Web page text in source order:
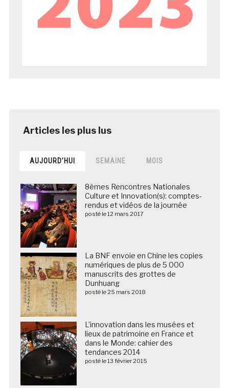
AUJOURD’HUI SEMAINE MOIS
8èmes Rencontres Nationales
Culture et Innovation(s): comptes-
rendus et vidéos de la journée
posté le 12 mars 2017
La BNF envoie en Chine les copies
numériques de plus de 5 000
manuscrits des grottes de
Dunhuang
posté le 25 mars 2018
L’innovation dans les musées et
lieux de patrimoine en France et
dans le Monde: cahier des
tendances 2014
posté le 13 février 2015